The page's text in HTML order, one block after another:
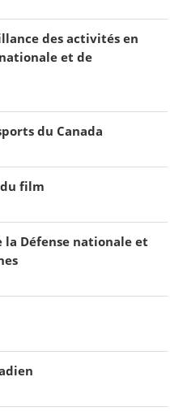
des activités en
et de
du Canada
film
Défense nationale et